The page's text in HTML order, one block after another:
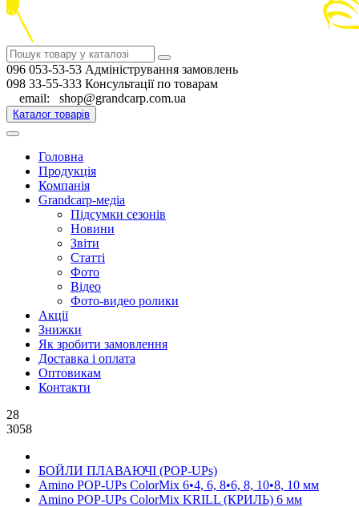
096 053-53-53 Адміністрування замовлень
098 33-55-333 Консультації по товарам
email: shop@grandcarp.com.ua
Каталог товарів
Головна
Продукція
Компанія
Grandcarp-медіа
Підсумки сезонів
Новини
Звіти
Статті
Фото
Відео
Фото-видео ролики
Акції
Знижки
Як зробити замовлення
Доставка і оплата
Оптовикам
Контакти
28
3058
БОЙЛИ ПЛАВАЮЧІ (POP-UPs)
Amino POP-UPs ColorMix 6•4, 6, 8•6, 8, 10•8, 10 мм
Amino POP-UPs ColorMix KRILL (КРИЛЬ) 6 мм